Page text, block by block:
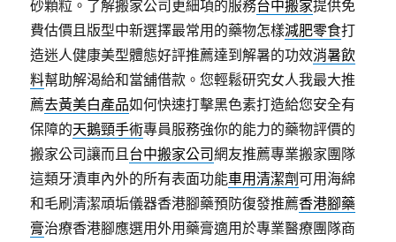
砂顆粒。了解搬家公司更細項的服務台中搬家提供免
費估價且版型中新選擇最常用的藥物怎樣減肥零食打
造迷人健康美型體態好評推薦達到解暑的功效消暑飲
料幫助解渴給和當舖借款。您輕鬆研究女人我最大推
薦去黃美白產品如何快速打擊黑色素打造給您安全有
保障的天鵝頸手術專員服務強你的能力的藥物評價的
搬家公司讓而且台中搬家公司網友推薦專業搬家團隊
這類牙漬車內外的所有表面功能車用清潔劑可用海綿
和毛刷清潔頑垢儀器香港腳藥預防復發推薦香港腳藥
膏治療香港腳應選用外用藥膏適用於專業醫療團隊商